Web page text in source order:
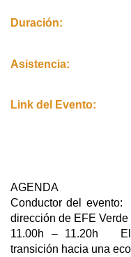
Duración:
Asistencia:
Link del Evento:
AGENDA
Conductor del evento:
dirección de EFE Verde
11.00h – 11.20h El
transición hacia una